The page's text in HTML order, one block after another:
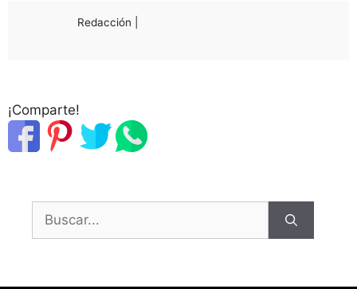
Redacción |
¡Comparte!
Buscar: